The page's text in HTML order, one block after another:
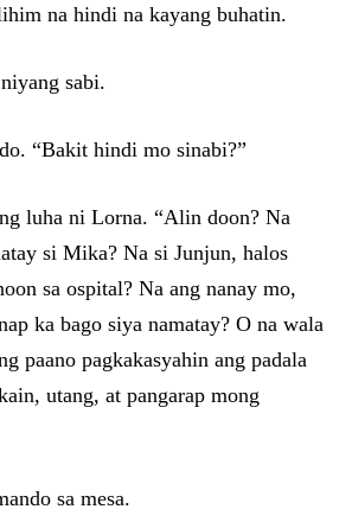
na hindi na kayang buhatin.
sabi.
“Bakit hindi mo sinabi?”
luha ni Lorna. “Alin doon? Na
si Mika? Na si Junjun, halos
sa ospital? Na ang nanay mo,
ka bago siya namatay? O na wala
paano pagkakasyahin ang padala
utang, at pangarap mong
sa mesa.